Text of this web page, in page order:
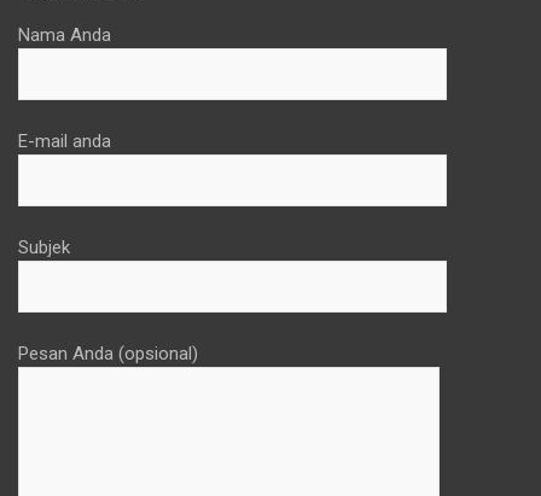
Nama Anda
E-mail anda
Subjek
Pesan Anda (opsional)